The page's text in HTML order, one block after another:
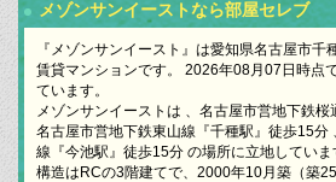
メゾンサンイーストなら部屋セレブ
『メゾンサンイースト』は愛知県名古屋市
賃貸マンションです。 2026年08月07日時点
ています。
メゾンサンイーストは 、名古屋市営地下鉄桜
名古屋市営地下鉄東山線『千種駅』徒歩15分
線『今池駅』徒歩15分 の場所に立地していま
構造はRCの3階建てで、2000年10月築（築